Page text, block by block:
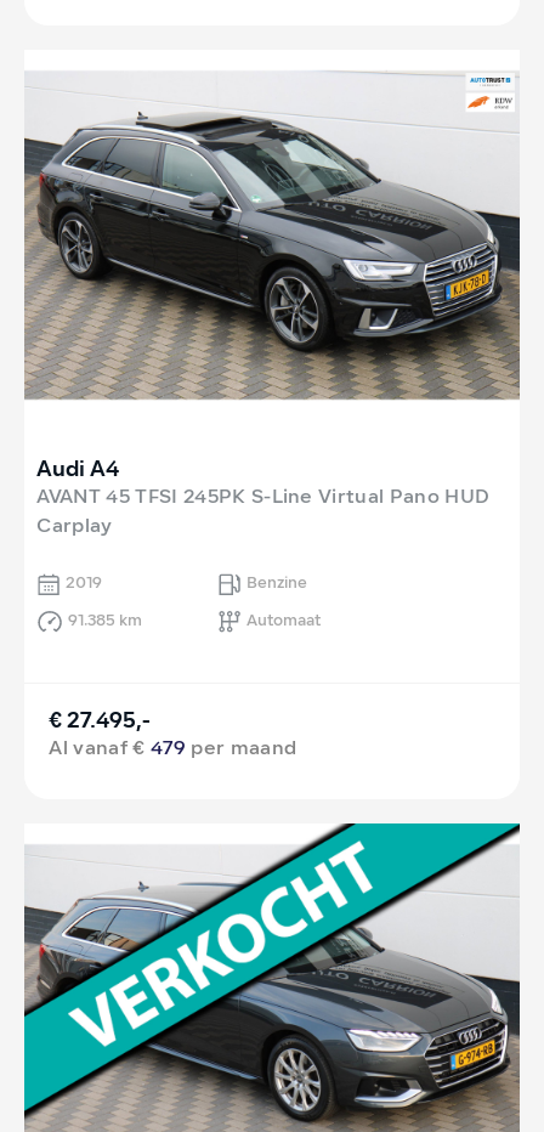
Audi A4
AVANT 45 TFSI 245PK S-Line Virtual Pano HUD
Carplay
2019
Benzine
91.385 km
Automaat
€ 27.495,-
Al vanaf €479 per maand